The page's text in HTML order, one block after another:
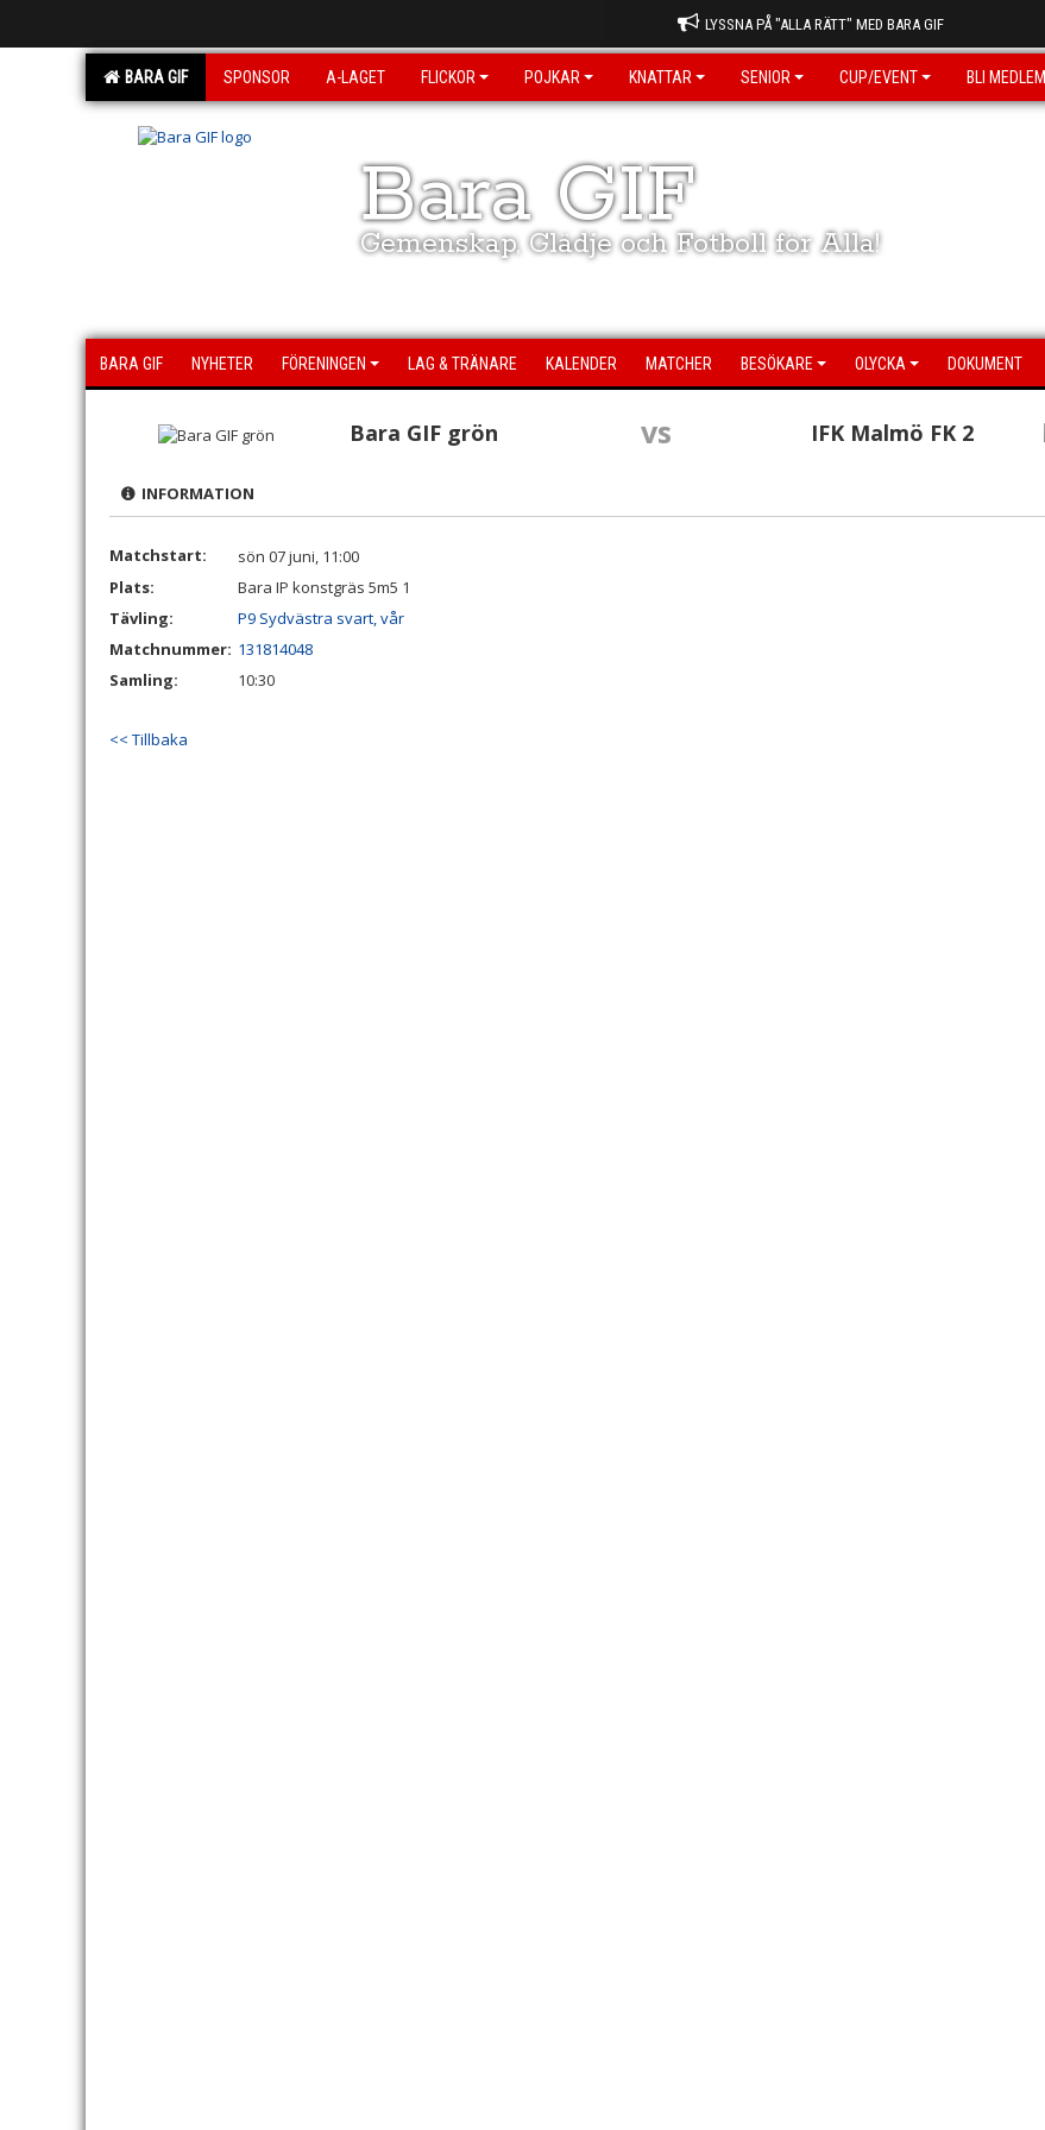
LYSSNA PÅ "ALLA RÄTT" MED BARA GIF
BARA GIF SPONSOR A-LAGET FLICKOR POJKAR KNATTAR SENIOR CUP/EVENT BLI MEDLEM
Bara GIF
Gemenskap, Glädje och Fotboll för Alla!
BARA GIF NYHETER FÖRENINGEN LAG & TRÄNARE KALENDER MATCHER BESÖKARE OLYCKA DOKUMENT
Bara GIF grön vs IFK Malmö FK 2
INFORMATION
Matchstart:
sön 07 juni, 11:00
Plats:
Bara IP konstgräs 5m5 1
Tävling:
P9 Sydvästra svart, vår
Matchnummer: 131814048
Samling:
10:30
<< Tillbaka